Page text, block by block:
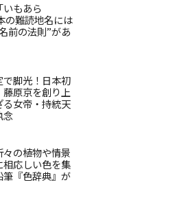
いもあら
の難読地名には
前の法則”があ
脚光！日本初
原京を創り上
る女帝・持統天
念
々の植物や情景
相応しい色を集
筆『色辞典』が